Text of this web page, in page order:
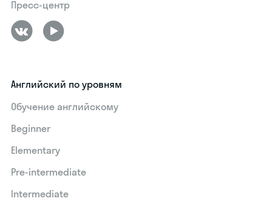
Пресс-центр
Английский по уровням
Обучение английскому
Beginner
Elementary
Pre-intermediate
Intermediate